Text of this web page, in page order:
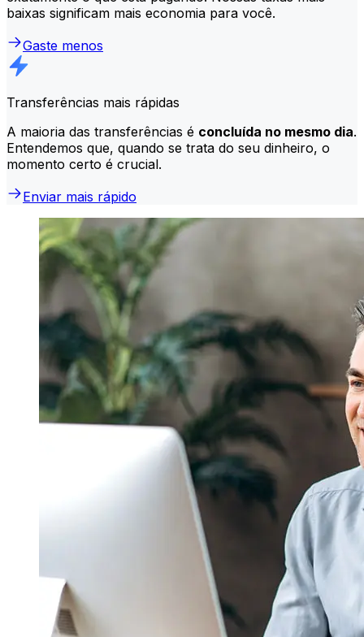
baixas significam mais economia para você.
Gaste menos
Transferências mais rápidas
A maioria das transferências é concluída no mesmo dia.
Entendemos que, quando se trata do seu dinheiro, o
momento certo é crucial.
Enviar mais rápido